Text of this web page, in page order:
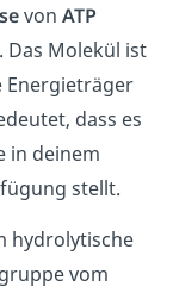
vonATP
Molekül ist
Energieträger
dass es
in deinem
stellt.
hydrolytische
vom